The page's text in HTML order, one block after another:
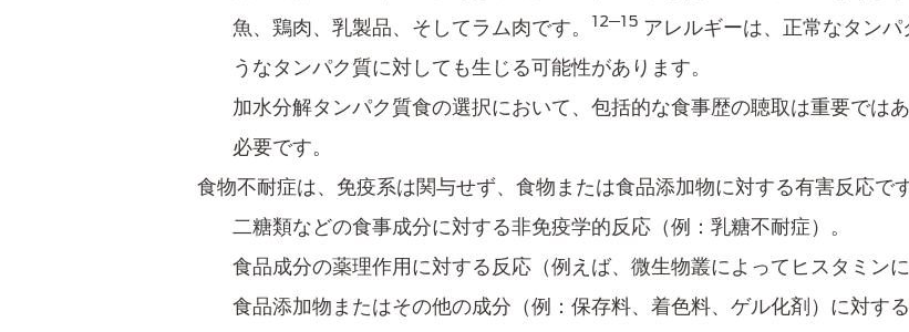
魚、鶏肉、乳製品、そしてラム肉です。
12─15 アレルギーは、正常なタン
うなタンパク質に対しても生じる可能性があります。
加水分解タンパク質食の選択において、包括的な食事歴の聴取​は重要では
必要です。
食物不耐症は、免疫系は関与せず、​食物または食品添加物に対する有害反応で
二糖類などの食事成分に対する非免疫学的反応（例：乳糖不耐症）。
食品成分の薬理作用に対する反応（例えば、微生物叢によってヒスタミン
食品添加物またはその他の成分（例：保存料、着色料、ゲル化剤）に対す